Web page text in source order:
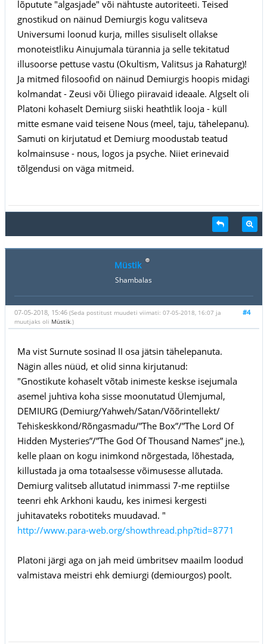
lõputute "algasjade" või nähtuste autoriteeti. Teised
gnostikud on näinud Demiurgis kogu valitseva
Universumi loonud kurja, milles sisuliselt ollakse
monoteistliku Ainujumala türannia ja selle tekitatud
illusoorse pettuse vastu (Okultism, Valitsus ja Rahaturg)!
Ja mitmed filosoofid on näinud Demiurgis hoopis midagi
kolmandat - Zeusi või Üliego piiravaid ideaale. Algselt oli
Platoni kohaselt Demiurg siiski heathtlik looja - küll
mitte esmane vaid teisene Nous (meel, taju, tähelepanu).
Samuti on kirjutatud et Demiurg moodustab teatud
kolmainsuse - nous, logos ja psyche. Niiet erinevaid
tõlgendusi on väga mitmeid.
Müstik
Shambalas
#4
07-05-2018, 15:46 (Seda postitust muudeti viimati: 07-05-2018, 16:07 ja
muutjaks oli Müstik.)
Ma vist Surnute sosinad II osa jätsin tähelepanuta.
Nägin alles nüüd, et olid sinna kirjutanud:
"Gnostikute kohaselt võtab inimeste keskse isejumala
asemel juhtiva koha sisse moonutatud Ülemjumal,
DEMIURG (Demiurg/Yahweh/Satan/Võõrintellekt/
Tehiskeskkond/Rõngasmadu/”The Box”/”The Lord Of
Hidden Mysteries”/”The God Of Thousand Names” jne.),
kelle plaan on kogu inimkond nõrgestada, lõhestada,
killustada ja oma totaalsesse võimusesse allutada.
Demiurg valitseb allutatud inimmassi 7-me reptiilse
teenri ehk Arkhoni kaudu, kes inimesi kergesti
juhitavateks robotiteks muudavad. "
http://www.para-web.org/showthread.php?tid=8771
Platoni järgi aga on jah meid ümbritsev maailm loodud
valmistava meistri ehk demiurgi (demiourgos) poolt.